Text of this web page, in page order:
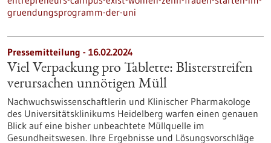
gruendungsprogramm-der-uni
Pressemitteilung - 16.02.2024
Viel Verpackung pro Tablette: Blisterstreifen
verursachen unnötigen Müll
Nachwuchswissenschaftlerin und Klinischer Pharmakologe
des Universitätsklinikums Heidelberg warfen einen genauen
Blick auf eine bisher unbeachtete Müllquelle im
Gesundheitswesen. Ihre Ergebnisse und Lösungsvorschläge